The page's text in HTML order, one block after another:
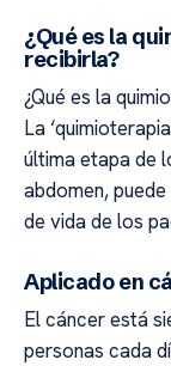
¿Qué es la
recibirla?
¿Qué es la
La
última etapa de
abdomen,
de vida de los
Aplicado en
El cáncer está
personas cada